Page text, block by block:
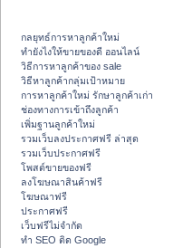
กลยุทธ์การหาลูกค้าใหม่
ทํายังไงให้ขายของดี ออนไลน์
วิธีการหาลูกค้าของ sale
วิธีหาลูกค้ากลุ่มเป้าหมาย
การหาลูกค้าใหม่ รักษาลูกค้าเก่า
ช่องทางการเข้าถึงลูกค้า
เพิ่มฐานลูกค้าใหม่
รวมเว็บลงประกาศฟรี ล่าสุด
รวมเว็บประกาศฟรี
โพสต์ขายของฟรี
ลงโฆษณาสินค้าฟรี
โฆษณาฟรี
ประกาศฟรี
เว็บฟรีไม่จำกัด
ทำ SEO ติด Google